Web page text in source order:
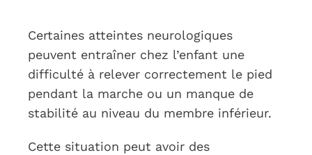
Certaines atteintes neurologiques
peuvent entraîner chez l’enfant une
difficulté à relever correctement le pied
pendant la marche ou un manque de
stabilité au niveau du membre inférieur.
Cette situation peut avoir des